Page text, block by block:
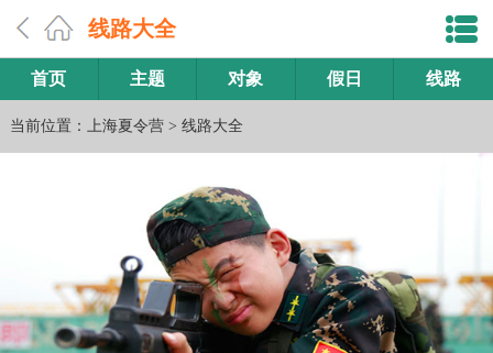
线路大全
首页 主题 对象 假日 线路
当前位置： 上海夏令营> 线路大全